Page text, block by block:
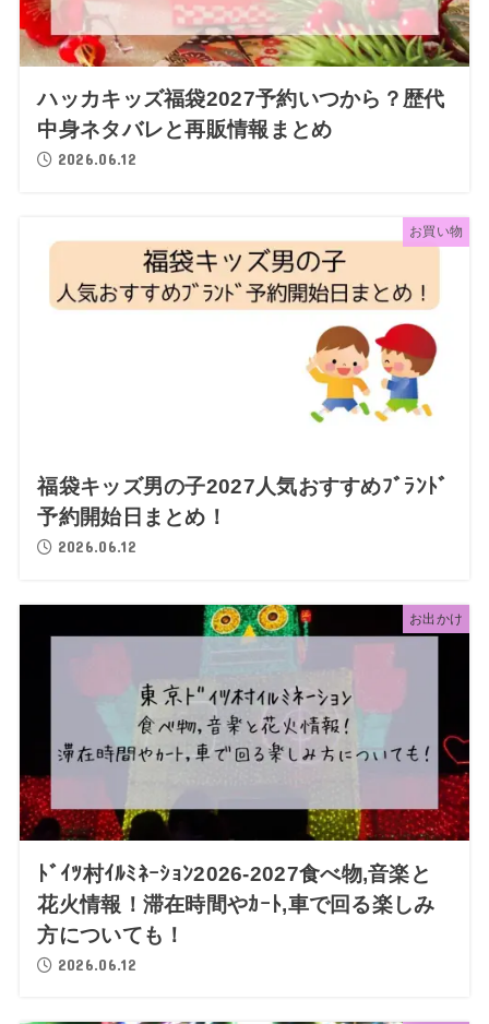
ハッカキッズ福袋2027予約いつから？歴代
中身ネタバレと再販情報まとめ
2026.06.12
お買い物
福袋キッズ男の子2027人気おすすめﾌﾞﾗﾝﾄﾞ
予約開始日まとめ！
2026.06.12
お出かけ
ﾄﾞｲﾂ村ｲﾙﾐﾈｰｼｮﾝ2026-2027食べ物,音楽と
花火情報！滞在時間やｶｰﾄ,車で回る楽しみ
方についても！
2026.06.12